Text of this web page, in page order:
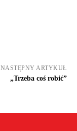
NASTĘPNY ARTYKUŁ
„Trzeba coś robić”